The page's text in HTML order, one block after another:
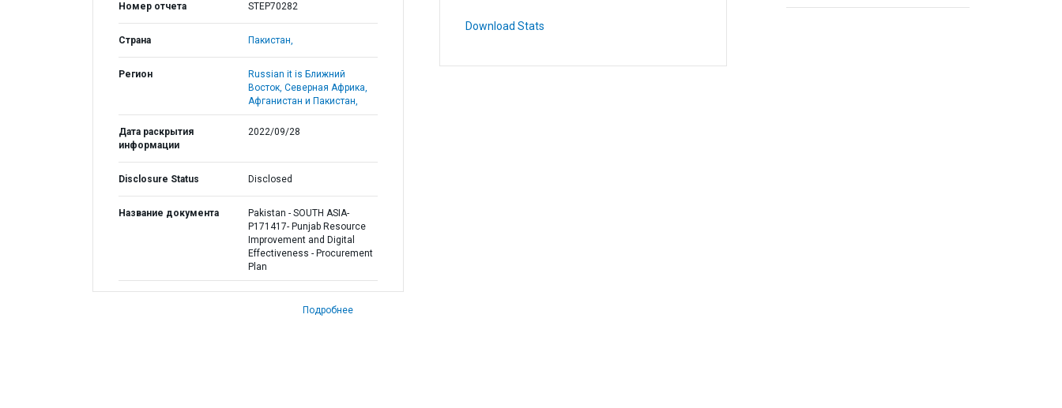
Номер отчета STEP70282
Страна Пакистан,
Регион
Russian it is Ближний
Восток, Северная Африка,
Афганистан и Пакистан,
Дата раскрытия
информации
2022/09/28
Disclosure Status Disclosed
Название документа
Pakistan - SOUTH ASIA-
P171417- Punjab Resource
Improvement and Digital
Effectiveness - Procurement
Plan
Подробнее
Download Stats